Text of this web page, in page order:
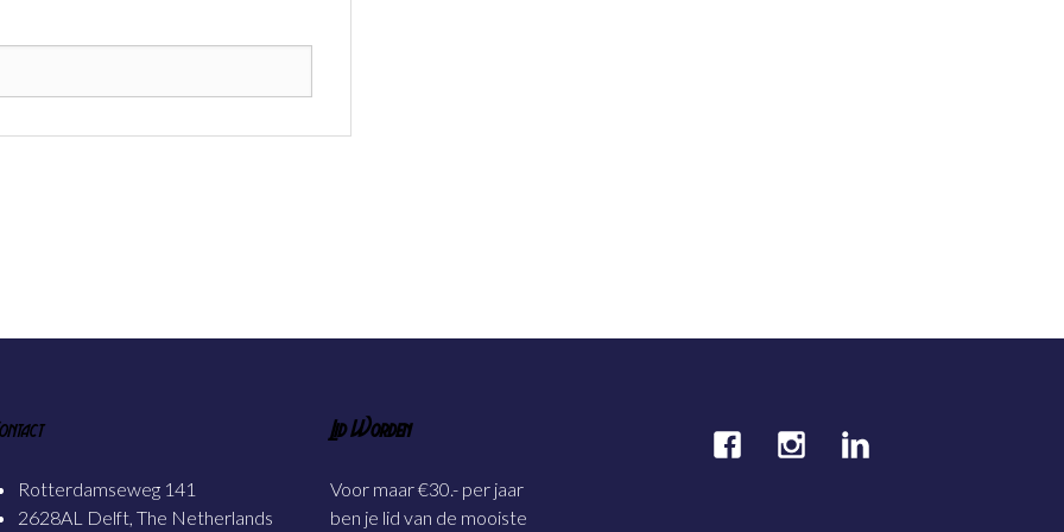
Rotterdamseweg 141
2628AL Delft, The Netherlands
Lid Worden
Voor maar €30.- per jaar
ben je lid van de mooiste